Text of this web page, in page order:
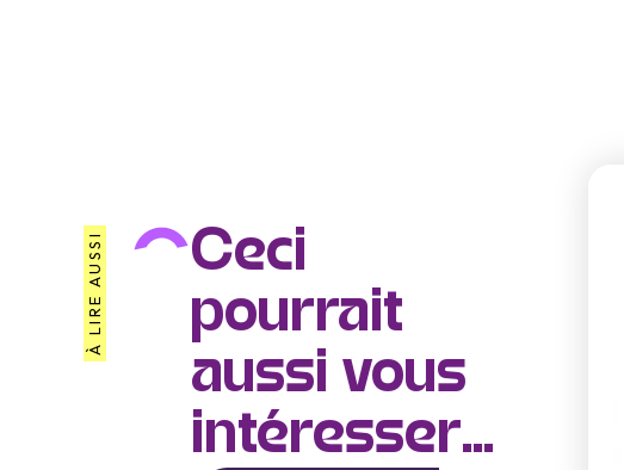
À LIRE AUSSI
Ceci
pourrait
aussi vous
intéresser...